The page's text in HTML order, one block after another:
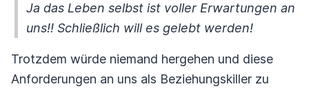
Ja das Leben selbst ist voller Erwartungen an
uns!! Schließlich will es gelebt werden!
Trotzdem würde niemand hergehen und diese
Anforderungen an uns als Beziehungskiller zu